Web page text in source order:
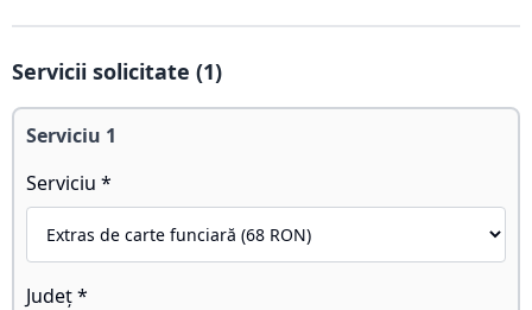
Servicii solicitate (1)
Serviciu 1
Serviciu *
Județ *